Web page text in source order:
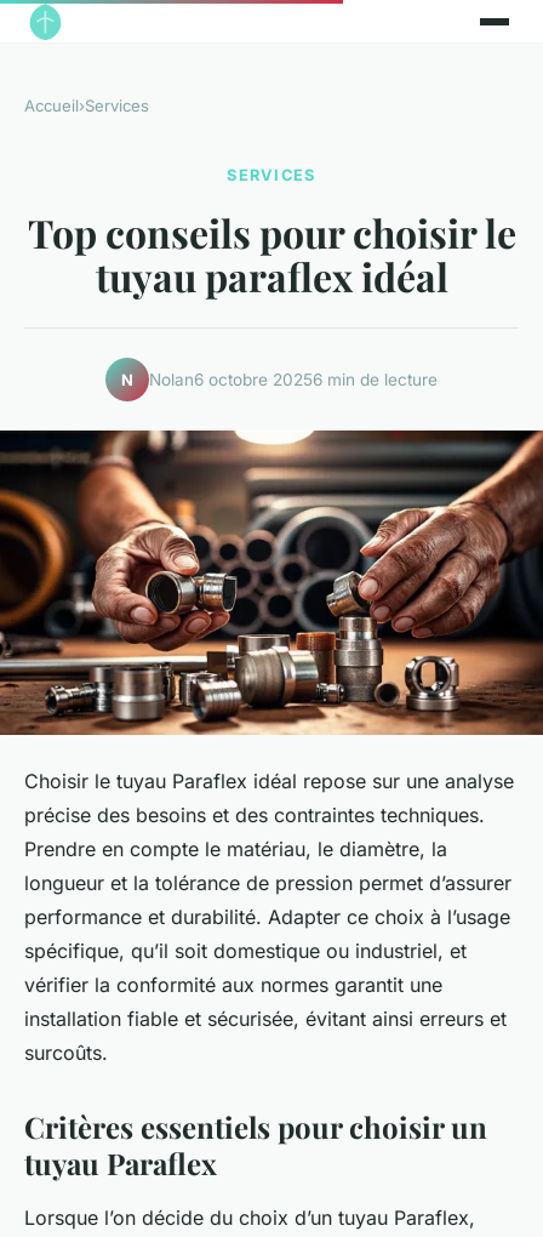
Accueil›Services
SERVICES
Top conseils pour choisir le
tuyau paraflex idéal
N Nolan6 octobre 20256 min de lecture
Choisir le tuyau Paraflex idéal repose sur une analyse
précise des besoins et des contraintes techniques.
Prendre en compte le matériau, le diamètre, la
longueur et la tolérance de pression permet d’assurer
performance et durabilité. Adapter ce choix à l’usage
spécifique, qu’il soit domestique ou industriel, et
vérifier la conformité aux normes garantit une
installation fiable et sécurisée, évitant ainsi erreurs et
surcoûts.
Critères essentiels pour choisir un
tuyau Paraflex
Lorsque l’on décide du choix d’un tuyau Paraflex,